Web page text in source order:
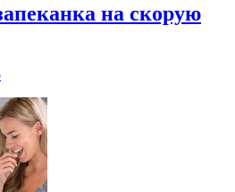
на скорую